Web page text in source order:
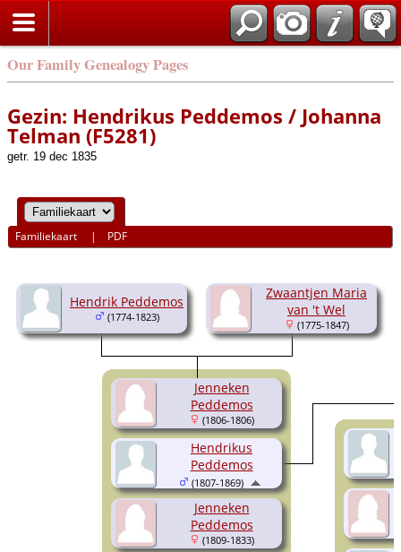
Our Family Genealogy Pages
Gezin: Hendrikus Peddemos / Johanna
Telman (F5281)
getr. 19 dec 1835
Familiekaart | PDF
Hendrik Peddemos
(1774-1823)
Zwaantjen Maria
van 't Wel
(1775-1847)
Jenneken
Peddemos
(1806-1806)
Jenneken
Peddemos
(1809-1833)
Hendrikus
Peddemos
(1807-1869)